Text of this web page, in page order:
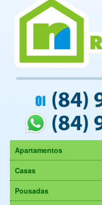
Apartamentos
Casas
Pousadas